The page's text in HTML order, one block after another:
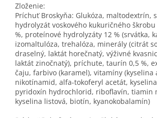
Zloženie:
Príchuť Broskyňa: Glukóza, maltodextrín,
hydrolyzát voskového kukuričného
%, proteínové hydrolyzáty 12 % (srvátka,
izomaltulóza, trehalóza, minerály (citrát
draselný, laktát horečnatý, výživné
laktát zinočnatý), príchute, taurín 0,5 %,
čaju, farbivo (karamel), vitamíny (kyselina
nikotínamid, alfa-tokoferyl acetát,
pyridoxín hydrochlorid, riboflavín, tiamin
kyselina listová, biotín, kyanokobalamín)